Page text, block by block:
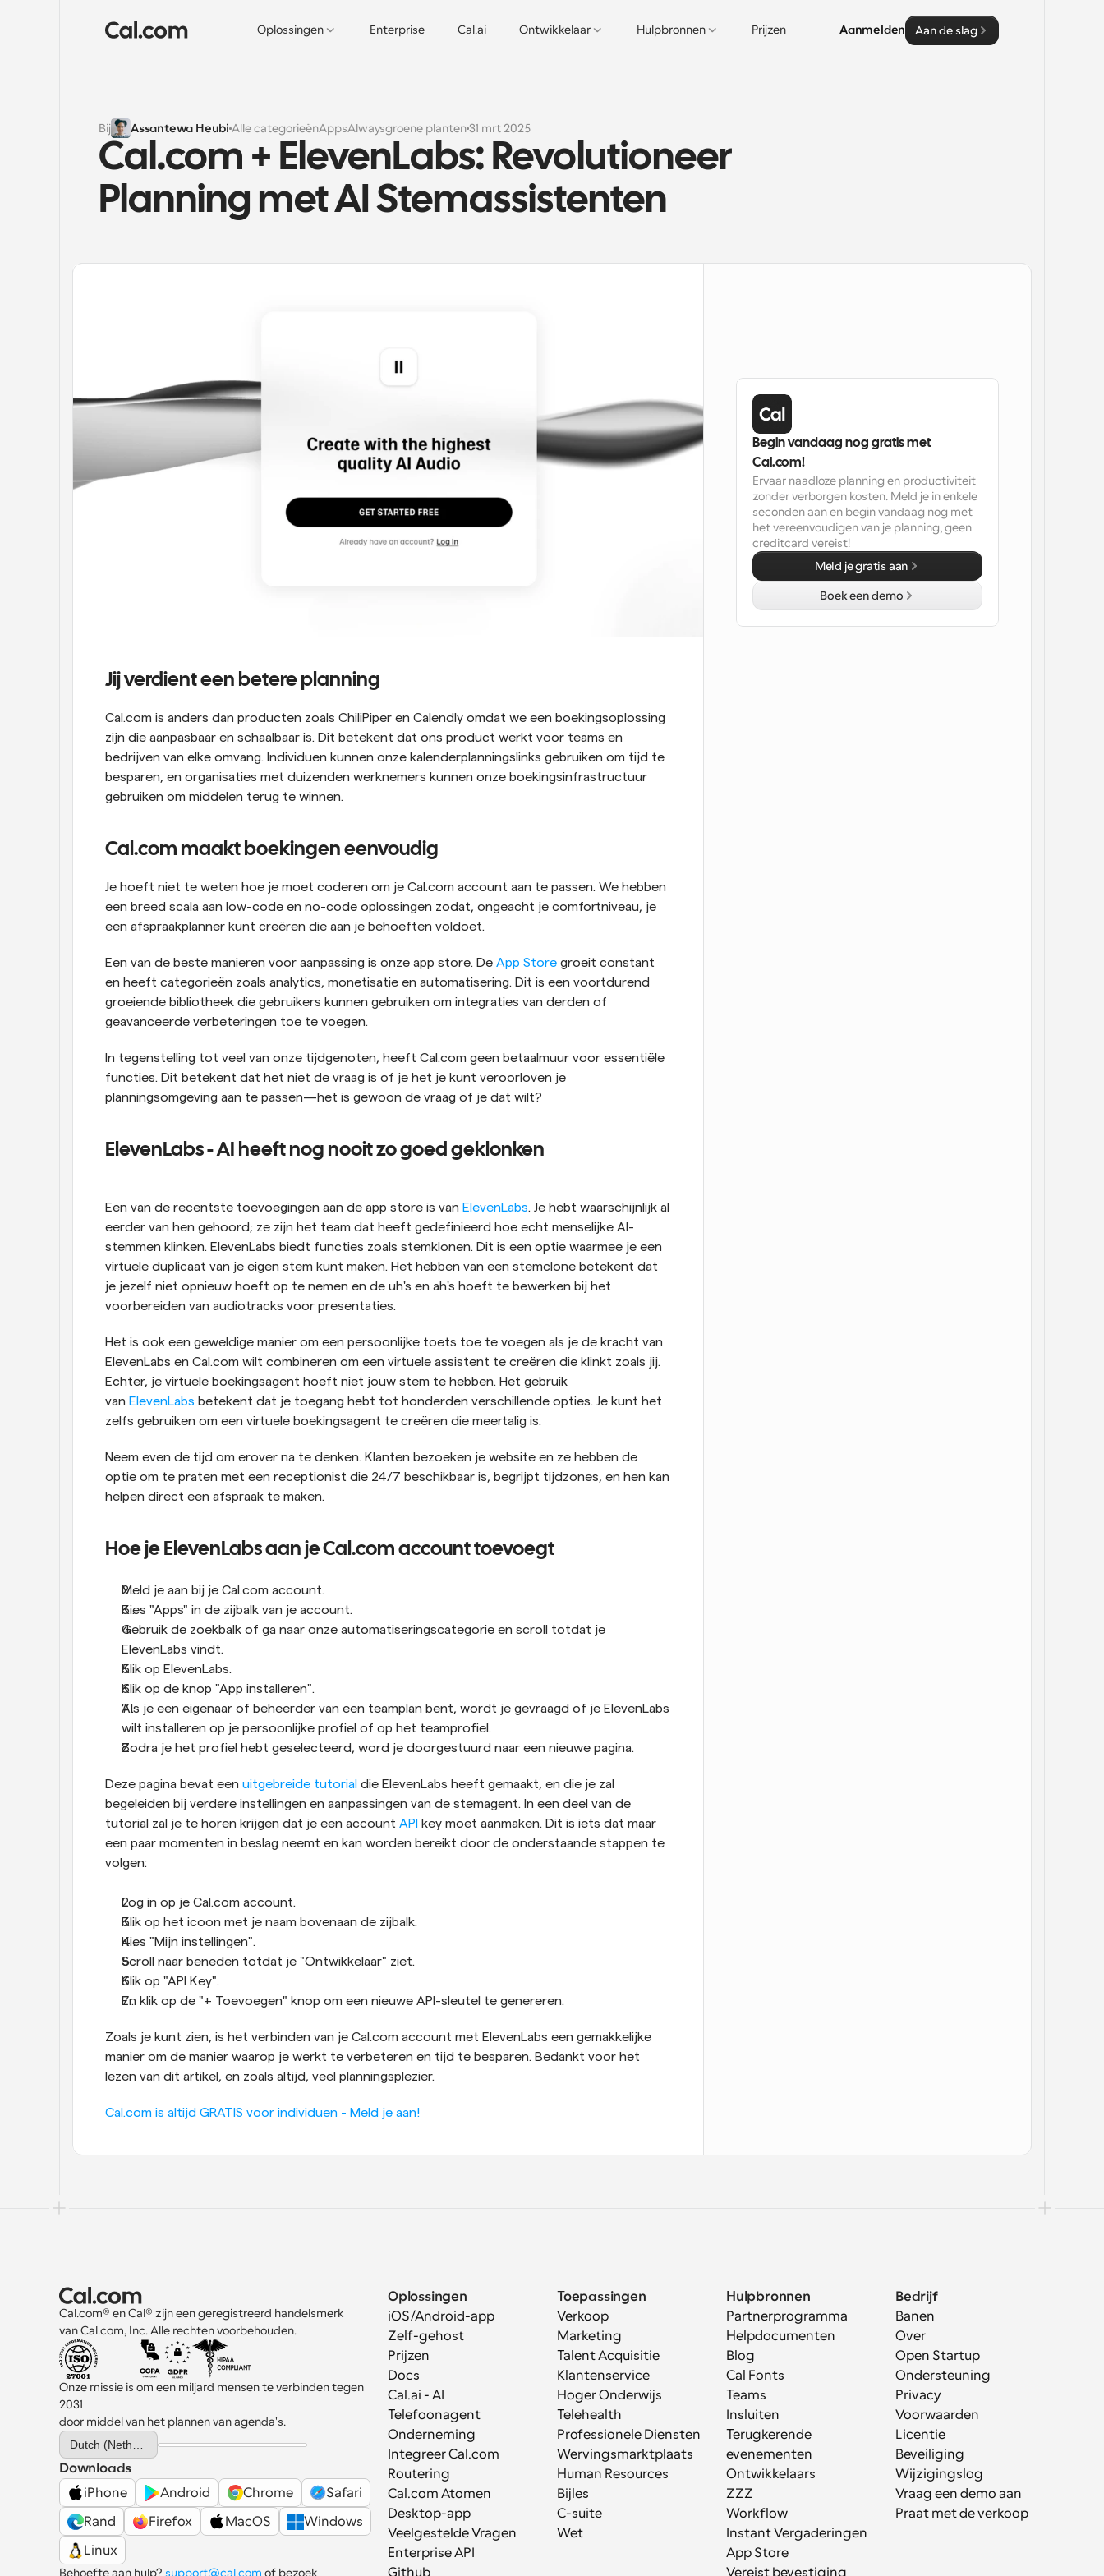
Oplossingen Enterprise Cal.ai Ontwikkelaar Hulpbronnen Prijzen Aanmelden Aan de slag
Bij Assantewa Heubi Alle categorieënAppsAlwaysgroene planten31 mrt 2025
Cal.com + ElevenLabs: Revolutioneer
Planning met AI Stemassistenten
Jij verdient een betere planning
Cal.com is anders dan producten zoals ChiliPiper en Calendly omdat we een boekingsoplossing
zijn die aanpasbaar en schaalbaar is. Dit betekent dat ons product werkt voor teams en
bedrijven van elke omvang. Individuen kunnen onze kalenderplanningslinks gebruiken om tijd te
besparen, en organisaties met duizenden werknemers kunnen onze boekingsinfrastructuur
gebruiken om middelen terug te winnen.
Cal.com maakt boekingen eenvoudig
Je hoeft niet te weten hoe je moet coderen om je Cal.com account aan te passen. We hebben
een breed scala aan low-code en no-code oplossingen zodat, ongeacht je comfortniveau, je
een afspraakplanner kunt creëren die aan je behoeften voldoet.
Een van de beste manieren voor aanpassing is onze app store. De App Store groeit constant
en heeft categorieën zoals analytics, monetisatie en automatisering. Dit is een voortdurend
groeiende bibliotheek die gebruikers kunnen gebruiken om integraties van derden of
geavanceerde verbeteringen toe te voegen.
In tegenstelling tot veel van onze tijdgenoten, heeft Cal.com geen betaalmuur voor essentiële
functies. Dit betekent dat het niet de vraag is of je het je kunt veroorloven je
planningsomgeving aan te passen—het is gewoon de vraag of je dat wilt?
ElevenLabs - AI heeft nog nooit zo goed geklonken
Een van de recentste toevoegingen aan de app store is van ElevenLabs. Je hebt waarschijnlijk al
eerder van hen gehoord; ze zijn het team dat heeft gedefinieerd hoe echt menselijke AI-
stemmen klinken. ElevenLabs biedt functies zoals stemklonen. Dit is een optie waarmee je een
virtuele duplicaat van je eigen stem kunt maken. Het hebben van een stemclone betekent dat
je jezelf niet opnieuw hoeft op te nemen en de uh's en ah's hoeft te bewerken bij het
voorbereiden van audiotracks voor presentaties.
Het is ook een geweldige manier om een persoonlijke toets toe te voegen als je de kracht van
ElevenLabs en Cal.com wilt combineren om een virtuele assistent te creëren die klinkt zoals jij.
Echter, je virtuele boekingsagent hoeft niet jouw stem te hebben. Het gebruik
van ElevenLabs betekent dat je toegang hebt tot honderden verschillende opties. Je kunt het
zelfs gebruiken om een virtuele boekingsagent te creëren die meertalig is.
Neem even de tijd om erover na te denken. Klanten bezoeken je website en ze hebben de
optie om te praten met een receptionist die 24/7 beschikbaar is, begrijpt tijdzones, en hen kan
helpen direct een afspraak te maken.
Hoe je ElevenLabs aan je Cal.com account toevoegt
Meld je aan bij je Cal.com account.
Kies "Apps" in de zijbalk van je account.
Gebruik de zoekbalk of ga naar onze automatiseringscategorie en scroll totdat je
ElevenLabs vindt.
Klik op ElevenLabs.
Klik op de knop "App installeren".
Als je een eigenaar of beheerder van een teamplan bent, wordt je gevraagd of je ElevenLabs
wilt installeren op je persoonlijke profiel of op het teamprofiel.
Zodra je het profiel hebt geselecteerd, word je doorgestuurd naar een nieuwe pagina.
Deze pagina bevat een uitgebreide tutorial die ElevenLabs heeft gemaakt, en die je zal
begeleiden bij verdere instellingen en aanpassingen van de stemagent. In een deel van de
tutorial zal je te horen krijgen dat je een account API
key moet aanmaken. Dit is iets dat maar
een paar momenten in beslag neemt en kan worden bereikt door de onderstaande stappen te
volgen:
Log in op je Cal.com account.
Klik op het icoon met je naam bovenaan de zijbalk.
Kies "Mijn instellingen".
Scroll naar beneden totdat je "Ontwikkelaar" ziet.
Klik op "API Key".
En klik op de "+ Toevoegen" knop om een nieuwe API-sleutel te genereren.
Zoals je kunt zien, is het verbinden van je Cal.com account met ElevenLabs een gemakkelijke
manier om de manier waarop je werkt te verbeteren en tijd te besparen. Bedankt voor het
lezen van dit artikel, en zoals altijd, veel planningsplezier.
Cal.com is altijd GRATIS voor individuen - Meld je aan!
Begin vandaag nog gratis met
Cal.com!
Ervaar naadloze planning en productiviteit
zonder verborgen kosten. Meld je in enkele
seconden aan en begin vandaag nog met
het vereenvoudigen van je planning, geen
creditcard vereist!
Meld je gratis aan
Boek een demo
Cal.com® en Cal® zijn een geregistreerd handelsmerk
van Cal.com, Inc. Alle rechten voorbehouden.
Onze missie is om een miljard mensen te verbinden tegen
2031
door middel van het plannen van agenda's.
Select Language
Downloads
iPhone
Android Chrome
Safari
Rand
Firefox MacOS
Windows
Linux
Behoefte aan hulp? support@cal.com
Oplossingen
iOS/Android-app
Zelf-gehost
Prijzen
Docs
Cal.ai - AI
Telefoonagent
Onderneming
Integreer Cal.com
Routering
Cal.com Atomen
Desktop-app
Veelgestelde Vragen
Enterprise API
Github
Toepassingen
Verkoop
Marketing
Talent Acquisitie
Klantenservice
Hoger Onderwijs
Telehealth
Professionele Diensten
Wervingsmarktplaats
Human Resources
Bijles
C-suite
Wet
Hulpbronnen
Partnerprogramma
Helpdocumenten
Blog
Cal Fonts
Teams
Insluiten
Terugkerende
evenementen
Ontwikkelaars
ZZZ
Workflow
Instant Vergaderingen
App Store
Vereist bevestiging
Bedrijf
Banen
Over
Open Startup
Ondersteuning
Privacy
Voorwaarden
Licentie
Beveiliging
Wijzigingslog
Vraag een demo aan
Praat met de verkoop